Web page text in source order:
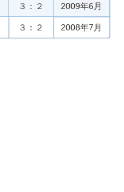
３：２ 2009年6月
３：２ 2008年7月